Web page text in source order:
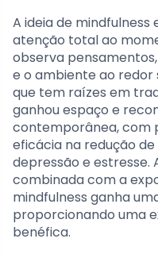
A ideia de mindfulness
atenção total ao
observa
e o ambiente ao redor
que tem raízes em
ganhou espaço e
contemporânea, com
eficácia na redução
depressão e estresse.
combinada com a
mindfulness ganha
proporcionando uma
benéfica.